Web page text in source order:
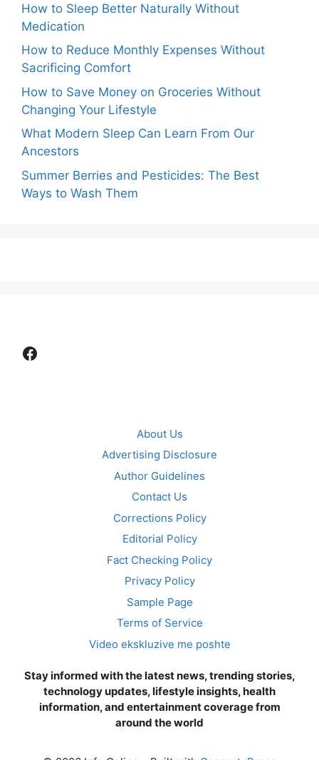
How to Sleep Better Naturally Without
Medication
How to Reduce Monthly Expenses Without
Sacrificing Comfort
How to Save Money on Groceries Without
Changing Your Lifestyle
What Modern Sleep Can Learn From Our
Ancestors
Summer Berries and Pesticides: The Best
Ways to Wash Them
Facebook
About Us
Advertising Disclosure
Author Guidelines
Contact Us
Corrections Policy
Editorial Policy
Fact Checking Policy
Privacy Policy
Sample Page
Terms of Service
Video ekskluzive me poshte
Stay informed with the latest news, trending stories,
technology updates, lifestyle insights, health
information, and entertainment coverage from
around the world